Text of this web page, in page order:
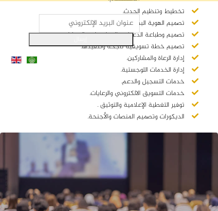
تخطيط وتنظيم الحدث.
تصميم الهوية البصرية للحدث.
تصميم وطباعة الدعوات والمطبوعات والهدايا.
تصميم خطة تسويقية ناجحة وتنفيذها.
إدارة الرعاة والمشاركين.
إدارة الخدمات اللوجستية.
خدمات التسجيل والدعم.
خدمات التسويق الالكتروني والرعايات.
توفير التغطية الإعلامية والتوثيق .
الديكورات وتصميم المنصات والأجنحة.